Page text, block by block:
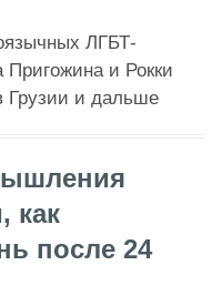
ЛГБТ-
и Рокки
Грузии и дальше
как
после 24